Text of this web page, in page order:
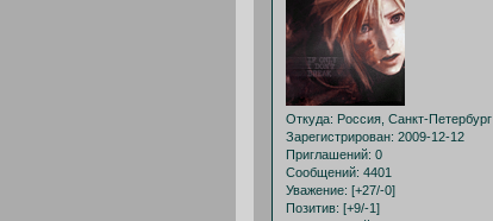
Откуда: Россия, Санкт-Петербург
Зарегистрирован: 2009-12-12
Приглашений: 0
Сообщений: 4401
Уважение: [+27/-0]
Позитив: [+9/-1]